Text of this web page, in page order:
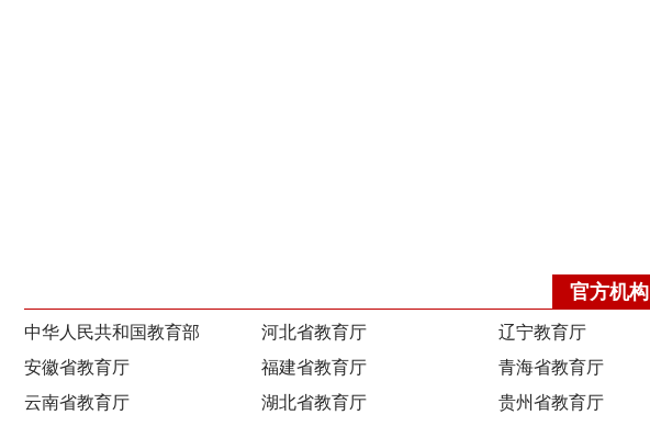
官方机构
中华人民共和国教育部 河北省教育厅 辽宁教育厅
安徽省教育厅
福建省教育厅 青海省教育厅
云南省教育厅
湖北省教育厅 贵州省教育厅